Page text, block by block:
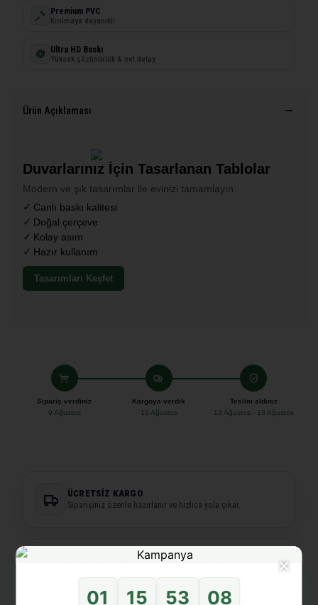
Premium PVC
Kırılmaya dayanıklı
Ultra HD Baskı
Yüksek çözünürlük & net detay
Ürün Açıklaması
Duvarlarınız İçin Tasarlanan Tablolar
Modern ve şık tasarımlar ile evinizi tamamlayın.
Canlı baskı kalitesi
Doğal çerçeve
Kolay asım
Hazır kullanım
Tasarımları Keşfet
Sipariş verdiniz
9 Ağustos
Kargoya verdik
10 Ağustos
Teslim aldınız
12 Ağustos - 13 Ağustos
ÜCRETSIZ KARGO
Siparişiniz özenle hazırlanır ve hızlıca yola çıkar.
KOŞULSUZ, ŞARTSIZ İADE GARANTISI
×
01 15 53 07